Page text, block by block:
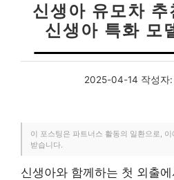
신생아 유모차 추
신생아 특화 모
2025-04-14 작성자:
이 포스팅은 파트너스 활동의 일환으로,
받습니다.
신생아와 함께하는 첫 외출